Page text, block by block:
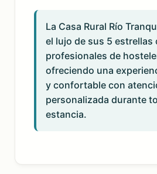
La Casa Rural Río
el lujo de sus 5 estrellas
profesionales de
ofreciendo una
y confortable con
personalizada durante
estancia.